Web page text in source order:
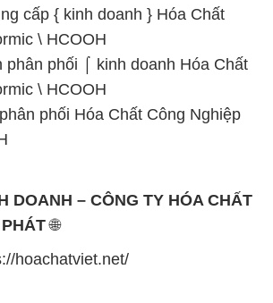
cấp { kinh doanh } Hóa Chất
\ HCOOH
phối ⌠ kinh doanh Hóa Chất
\ HCOOH
phối Hóa Chất Công Nghiệp
DOANH – CÔNG TY HÓA CHẤT
🌐
hoachatviet.net/